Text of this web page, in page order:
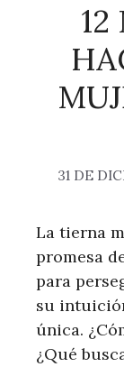
12
31 DE
La tierna
promesa
para
su
única.
¿Qué